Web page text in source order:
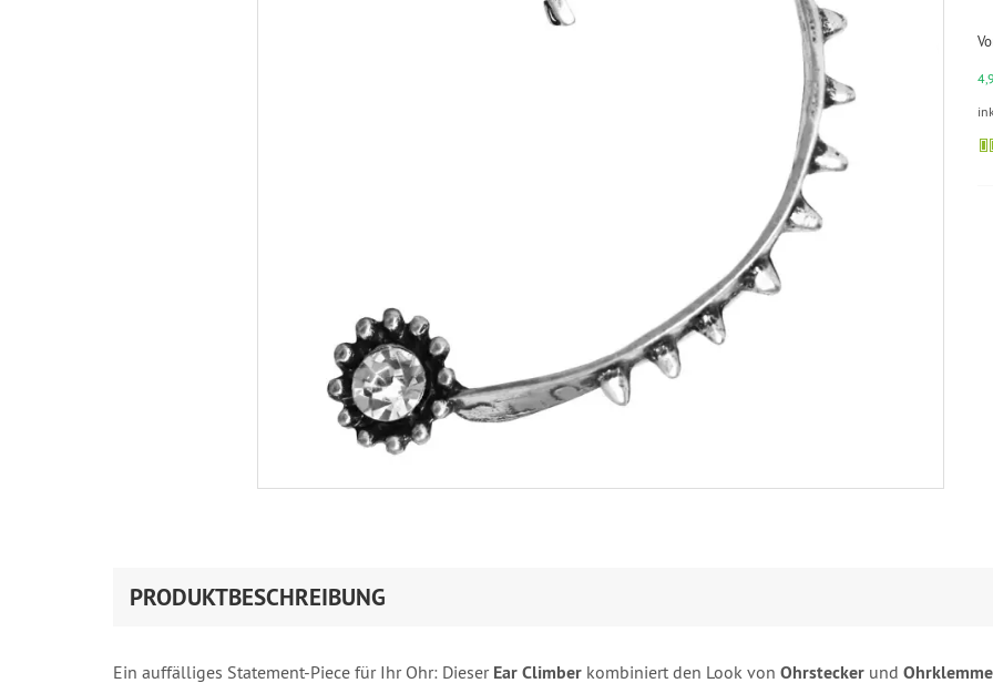
PRODUKTBESCHREIBUNG
Ein auffälliges Statement‑Piece für Ihr Ohr: Dieser Ear Climber kombiniert den Look von Ohrstecker und Ohrklemme